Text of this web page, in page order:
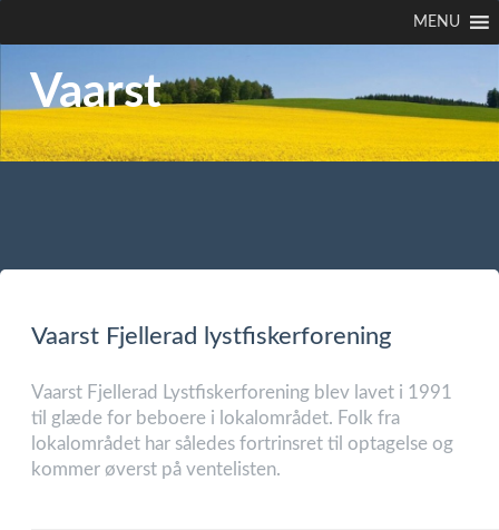
MENU
Vaarst
Vaarst Fjellerad lystfiskerforening
Vaarst Fjellerad Lystfiskerforening blev lavet i 1991
til glæde for beboere i lokalområdet. Folk fra
lokalområdet har således fortrinsret til optagelse og
kommer øverst på ventelisten.